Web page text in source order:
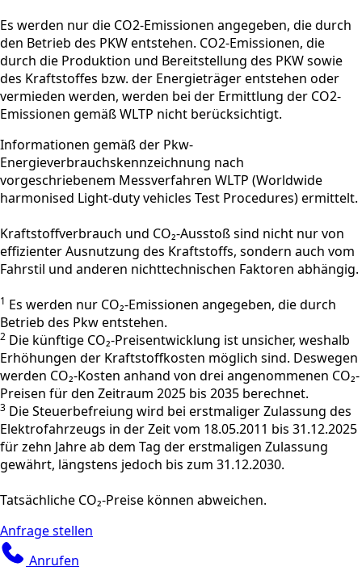
Es werden nur die CO2-Emissionen angegeben, die durch
den Betrieb des PKW entstehen. CO2-Emissionen, die
durch die Produktion und Bereitstellung des PKW sowie
des Kraftstoffes bzw. der Energieträger entstehen oder
vermieden werden, werden bei der Ermittlung der CO2-
Emissionen gemäß WLTP nicht berücksichtigt.
Informationen gemäß der Pkw-
Energieverbrauchskennzeichnung nach
vorgeschriebenem Messverfahren WLTP (Worldwide
harmonised Light-duty vehicles Test Procedures) ermittelt.
Kraftstoffverbrauch und CO₂-Ausstoß sind nicht nur von
effizienter Ausnutzung des Kraftstoffs, sondern auch vom
Fahrstil und anderen nichttechnischen Faktoren abhängig.
1 Es werden nur CO₂-Emissionen angegeben, die durch
Betrieb des Pkw entstehen.
2 Die künftige CO₂-Preisentwicklung ist unsicher, weshalb
Erhöhungen der Kraftstoffkosten möglich sind. Deswegen
werden CO₂-Kosten anhand von drei angenommenen CO₂-
Preisen für den Zeitraum 2025 bis 2035 berechnet.
3 Die Steuerbefreiung wird bei erstmaliger Zulassung des
Elektrofahrzeugs in der Zeit vom 18.05.2011 bis 31.12.2025
für zehn Jahre ab dem Tag der erstmaligen Zulassung
gewährt, längstens jedoch bis zum 31.12.2030.
Tatsächliche CO₂-Preise können abweichen.
Anfrage stellen
Anrufen